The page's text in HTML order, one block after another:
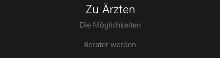
Zu Ärzten
Die Möglichkeiten
Berater werden